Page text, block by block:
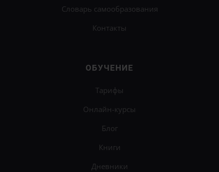
Словарь самообразования
Контакты
ОБУЧЕНИЕ
Тарифы
Онлайн-курсы
Блог
Книги
Дневники